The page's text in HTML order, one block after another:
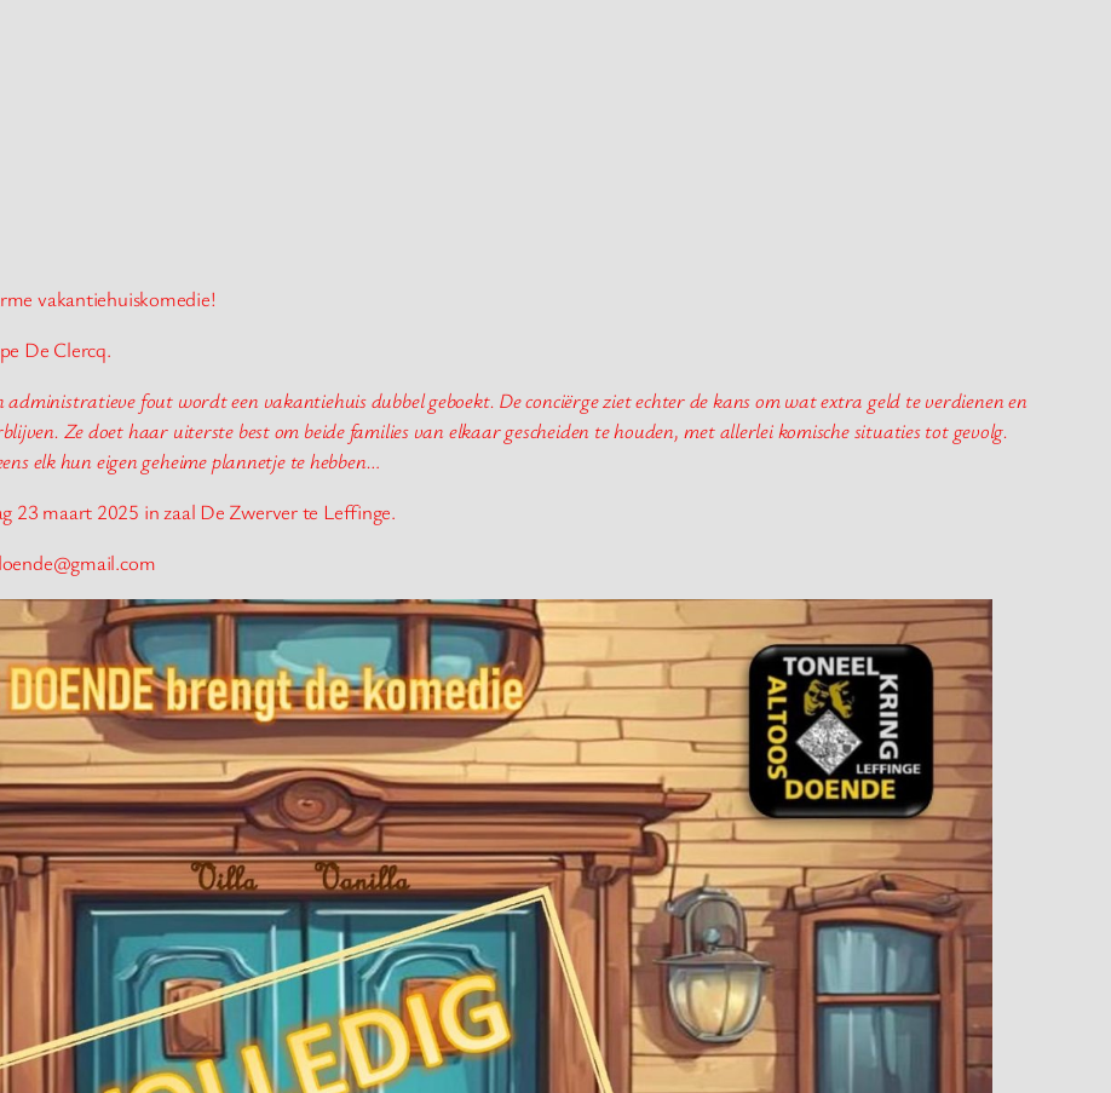
vakantiehuiskomedie!
De Clercq.
administratieve fout wordt een vakantiehuis dubbel geboekt. De conciërge ziet echter de kans om wat extra geld te verdienen en
Ze doet haar uiterste best om beide families van elkaar gescheiden te houden, met allerlei komische situaties tot gevolg.
elk hun eigen geheime plannetje te hebben…
23 maart 2025 in zaal De Zwerver te Leffinge.